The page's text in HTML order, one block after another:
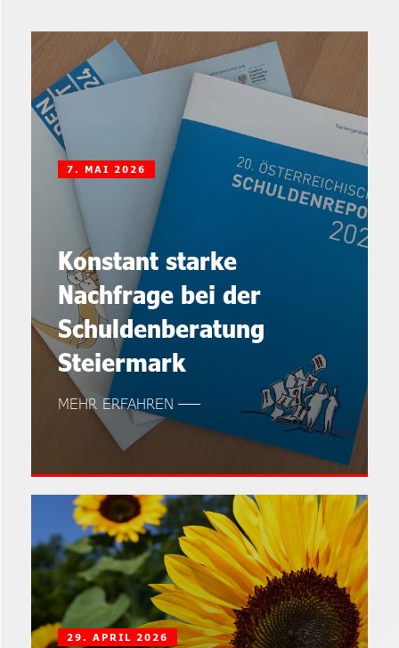
Konstant starke
Nachfrage bei der
Schuldenberatung
Steiermark
7. MAI 2026
MEHR ERFAHREN
29. APRIL 2026